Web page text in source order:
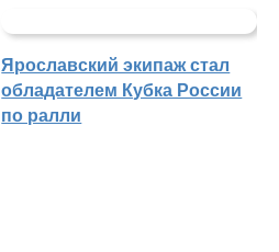
Ярославский экипаж стал
обладателем Кубка России
по ралли